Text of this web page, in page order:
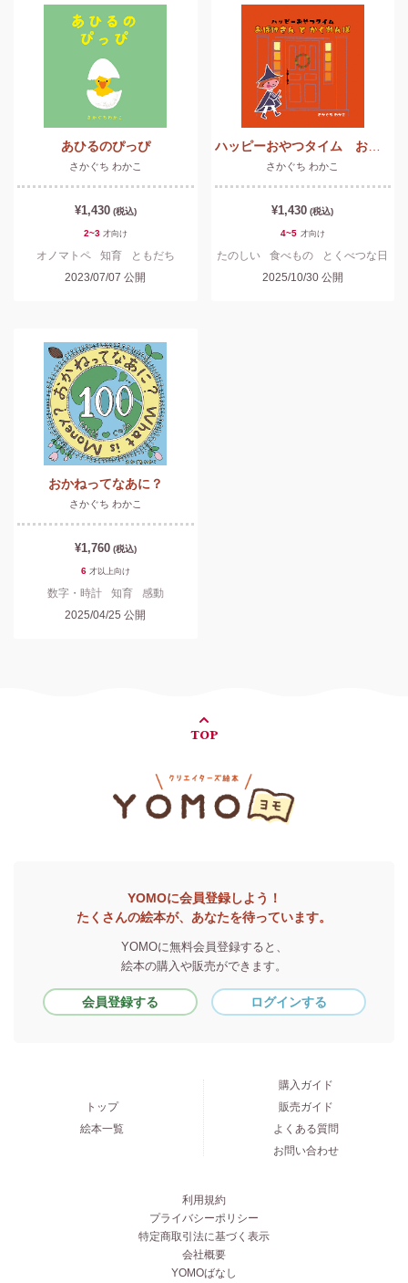
あひるのぴっぴ
さかぐち わかこ
¥1,430 (税込)
2~3 才向け
オノマトペ 知育
ともだち
2023/07/07 公開
ハッピーおやつタイム おばけさんとかくれんぼ
さかぐち わかこ
¥1,430 (税込)
4~5 才向け
たのしい 食べもの
とくべつな日
2025/10/30公開
おかねってなあに？
さかぐち わかこ
¥1,760 (税込)
6 才以上向け
数字・時計 知育
感動
2025/04/25 公開
TOP
YOMOに会員登録しよう！
たくさんの絵本が、あなたを待っています。
YOMOに無料会員登録すると、
絵本の購入や販売ができます。
会員登録する ログインする
トップ
絵本一覧
購入ガイド
販売ガイド
よくある質問
お問い合わせ
利用規約
プライバシーポリシー
特定商取引法に基づく表示
会社概要
YOMOばなし